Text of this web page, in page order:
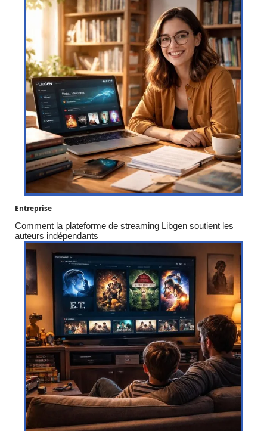
Entreprise
Comment la plateforme de streaming Libgen soutient les
auteurs indépendants